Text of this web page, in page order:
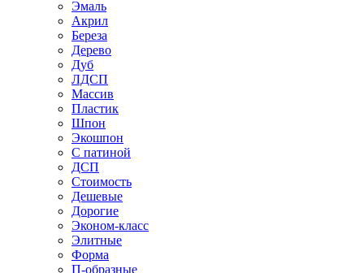
Эмаль
Акрил
Береза
Дерево
Дуб
ЛДСП
Массив
Пластик
Шпон
Экошпон
С патиной
ДСП
Стоимость
Дешевые
Дорогие
Эконом-класс
Элитные
Форма
П-образные